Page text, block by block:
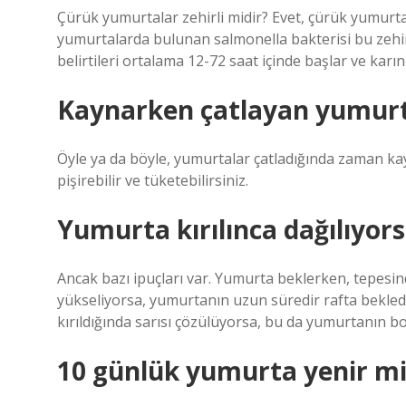
Çürük yumurtalar zehirli midir? Evet, çürük
yumurtalarda bulunan salmonella bakterisi bu
belirtileri ortalama 12-72 saat içinde başlar ve karın
Kaynarken çatlayan
Öyle ya da böyle, yumurtalar çatladığında zaman
pişirebilir ve tüketebilirsiniz.
Yumurta kırılınca
Ancak bazı ipuçları var. Yumurta beklerken,
yükseliyorsa, yumurtanın uzun süredir rafta
kırıldığında sarısı çözülüyorsa, bu da yumurtanın
10 günlük yumurta yenir